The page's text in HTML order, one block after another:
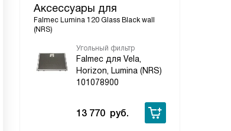
Аксессуары для
Falmec Lumina 120 Glass Black wall
(NRS)
Угольный фильтр
Falmec для Vela,
Horizon, Lumina (NRS)
101078900
13 770 руб.